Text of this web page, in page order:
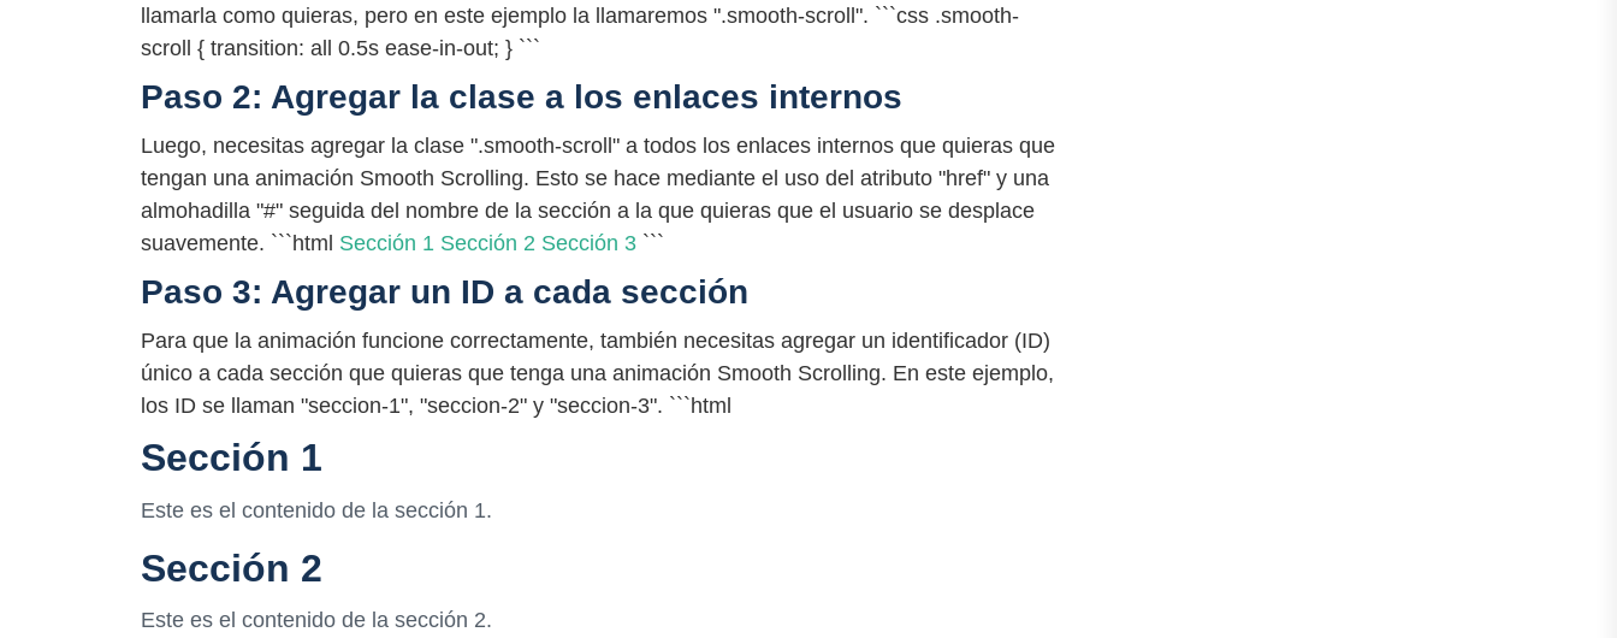
llamarla como quieras, pero en este ejemplo la llamaremos ".smooth-scroll". ```css .smooth-
scroll { transition: all 0.5s ease-in-out; } ```
Paso 2: Agregar la clase a los enlaces internos
Luego, necesitas agregar la clase ".smooth-scroll" a todos los enlaces internos que quieras que
tengan una animación Smooth Scrolling. Esto se hace mediante el uso del atributo "href" y una
almohadilla "#" seguida del nombre de la sección a la que quieras que el usuario se desplace
suavemente. ```html Sección 1 Sección 2 Sección 3 ```
Paso 3: Agregar un ID a cada sección
Para que la animación funcione correctamente, también necesitas agregar un identificador (ID)
único a cada sección que quieras que tenga una animación Smooth Scrolling. En este ejemplo,
los ID se llaman "seccion-1", "seccion-2" y "seccion-3". ```html
Sección 1
Este es el contenido de la sección 1.
Sección 2
Este es el contenido de la sección 2.